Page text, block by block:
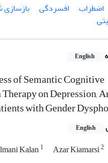
اضطراب افسردگی
English
of Semantic Cognitive
on Depression,
with Gender
English
Kalan1 Azar Kiamarsi2